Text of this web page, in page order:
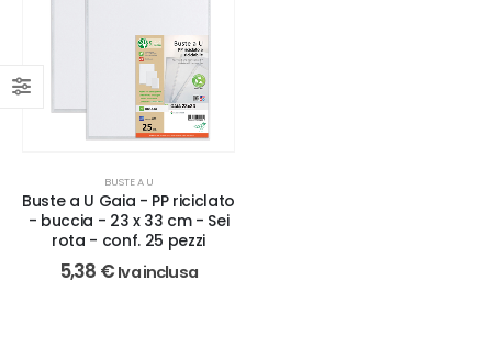
BUSTE A U
Buste a U Gaia - PP riciclato
- buccia - 23 x 33 cm - Sei
rota - conf. 25 pezzi
5,38 € Iva inclusa